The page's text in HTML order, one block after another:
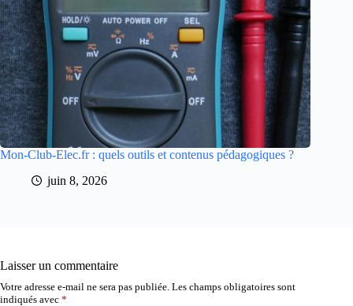
Mon-Club-Elec.fr : quels outils et contenus pédagogiques ?
juin 8, 2026
Laisser un commentaire
Votre adresse e-mail ne sera pas publiée. Les champs obligatoires sont
indiqués avec *